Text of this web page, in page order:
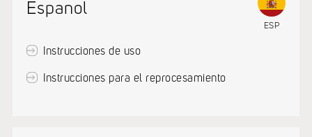
Espanol
ESP
Instrucciones de uso
Instrucciones para el reprocesamiento